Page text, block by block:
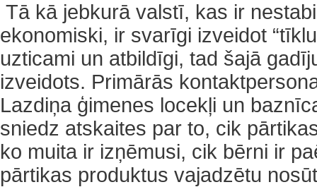
Tā kā jebkurā valstī, kas ir
ekonomiski, ir svarīgi izveidot
uzticami un atbildīgi, tad šajā
izveidots. Primārās
Lazdiņa ģimenes locekļi un
sniedz atskaites par to, cik
ko muita ir izņēmusi, cik bērni ir
pārtikas produktus vajadzētu